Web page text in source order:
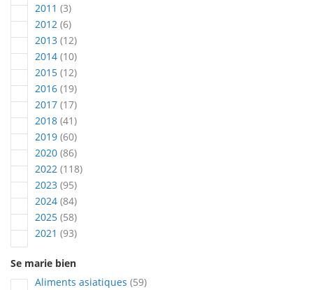
2011 3articles
2012 6articles
2013 12articles
2014 10articles
2015 12articles
2016 19articles
2017 17articles
2018 41articles
2019 60articles
2020 86articles
2022 118articles
2023 95articles
2024 84articles
2025 58articles
2021 93articles
Se marie bien
Aliments asiatiques 59articles